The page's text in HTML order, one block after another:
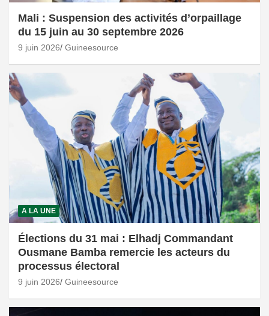
Mali : Suspension des activités d’orpaillage
du 15 juin au 30 septembre 2026
9 juin 2026 Guineesource
A LA UNE
Élections du 31 mai : Elhadj Commandant
Ousmane Bamba remercie les acteurs du
processus électoral
9 juin 2026 Guineesource